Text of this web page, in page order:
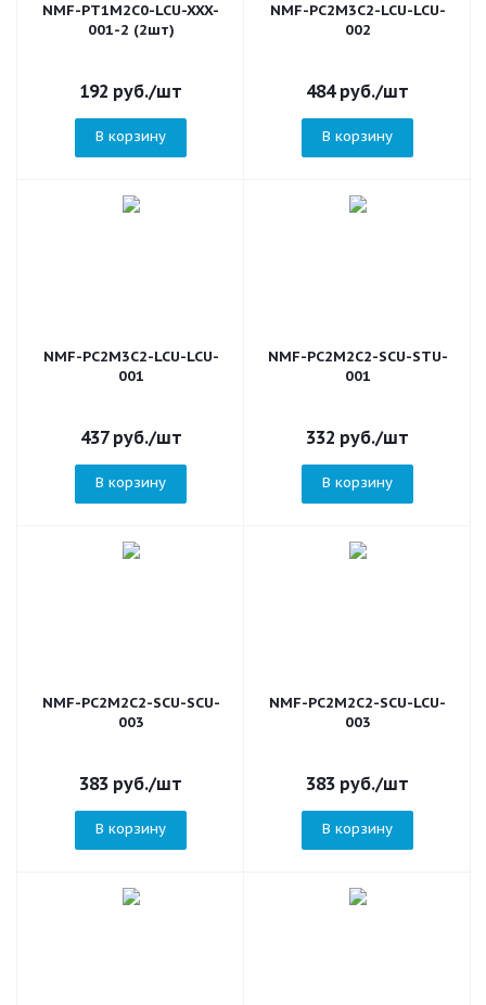
NMF-PT1M2C0-LCU-XXX-
001-2 (2шт)
192 руб./шт
В корзину
NMF-PC2M3C2-LCU-LCU-
002
484руб./шт
В корзину
NMF-PC2M3C2-LCU-LCU-
001
437руб./шт
В корзину
NMF-PC2M2C2-SCU-STU-
001
332 руб./шт
В корзину
NMF-PC2M2C2-SCU-SCU-
003
383 руб./шт
В корзину
NMF-PC2M2C2-SCU-LCU-
003
383 руб./шт
В корзину